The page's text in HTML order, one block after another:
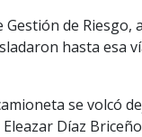
de Riesgo,
hasta esa
se volcó
Díaz